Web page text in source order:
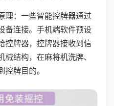
理：一些智能控牌器通过
备连接。手机端软件预设
控牌器，控牌器接收到信
结构，在麻将机洗牌、
牌目的。